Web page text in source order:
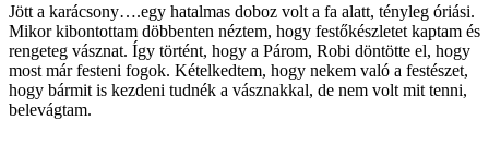
Jött a karácsony….egy hatalmas doboz volt a fa alatt, tényleg óriási.
Mikor kibontottam döbbenten néztem, hogy festőkészletet kaptam és
rengeteg vásznat. Így történt, hogy a Párom, Robi döntötte el, hogy
most már festeni fogok. Kételkedtem, hogy nekem való a festészet,
hogy bármit is kezdeni tudnék a vásznakkal, de nem volt mit tenni,
belevágtam.